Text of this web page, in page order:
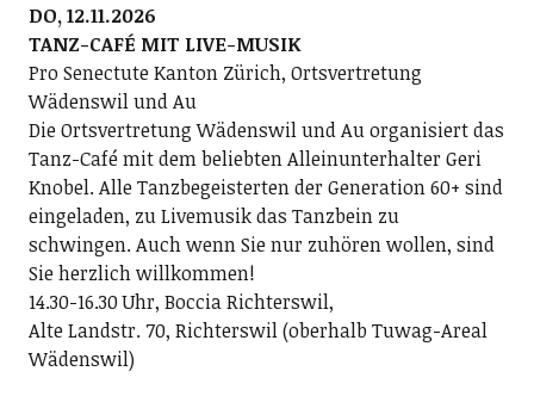
DO, 12.11.2026
TANZ-CAFÉ MIT LIVE-MUSIK
Pro Senectute Kanton Zürich, Ortsvertretung
Wädenswil und Au
Die Ortsvertretung Wädenswil und Au organisiert das
Tanz-Café mit dem beliebten Alleinunterhalter Geri
Knobel. Alle Tanzbegeisterten der Generation 60+ sind
eingeladen, zu Livemusik das Tanzbein zu
schwingen. Auch wenn Sie nur zuhören wollen, sind
Sie herzlich willkommen!
14.30-16.30 Uhr, Boccia Richterswil,
Alte Landstr. 70, Richterswil (oberhalb Tuwag-Areal
Wädenswil)